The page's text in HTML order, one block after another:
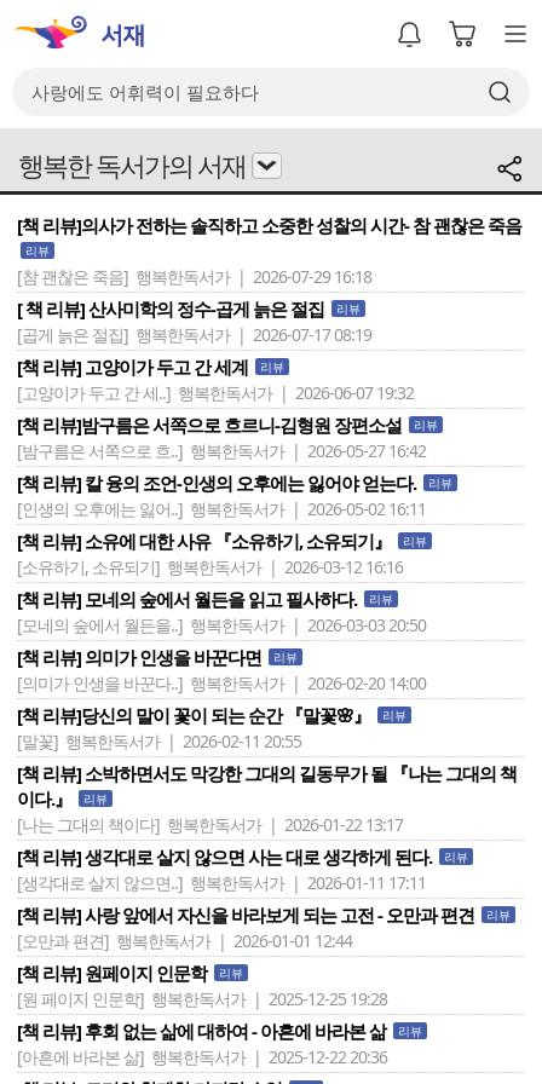
행복한 독서가의 서재
[책 리뷰]의사가 전하는 솔직하고 소중한 성찰의 시간- 참 괜찮은 죽음
리뷰
[참 괜찮은 죽음] 행복한독서가 | 2026-07-29 16:18
[ 책 리뷰] 산사미학의 정수-곱게 늙은 절집 리뷰
[곱게 늙은 절집] 행복한독서가 | 2026-07-17 08:19
[책 리뷰] 고양이가 두고 간 세계 리뷰
[고양이가 두고 간 세..] 행복한독서가 | 2026-06-07 19:32
[책 리뷰]밤구름은 서쪽으로 흐르니-김형원 장편소설 리뷰
[밤구름은 서쪽으로 흐..] 행복한독서가 | 2026-05-27 16:42
[책 리뷰] 칼 융의 조언-인생의 오후에는 잃어야 얻는다. 리뷰
[인생의 오후에는 잃어..] 행복한독서가 | 2026-05-02 16:11
[책 리뷰] 소유에 대한 사유 『소유하기, 소유되기』 리뷰
[소유하기, 소유되기] 행복한독서가 | 2026-03-12 16:16
[책 리뷰] 모네의 숲에서 월든을 읽고 필사하다. 리뷰
[모네의 숲에서 월든을..] 행복한독서가 | 2026-03-03 20:50
[책 리뷰] 의미가 인생을 바꾼다면 리뷰
[의미가 인생을 바꾼다..] 행복한독서가 | 2026-02-20 14:00
[책 리뷰]당신의 말이 꽃이 되는 순간 『말꽃🌸』 리뷰
[말꽃] 행복한독서가 | 2026-02-11 20:55
[책 리뷰] 소박하면서도 막강한 그대의 길동무가 될 『나는 그대의 책
이다.』
리뷰
[나는 그대의 책이다] 행복한독서가 | 2026-01-22 13:17
[책 리뷰] 생각대로 살지 않으면 사는 대로 생각하게 된다. 리뷰
[생각대로 살지 않으면..] 행복한독서가 | 2026-01-11 17:11
[책 리뷰] 사랑 앞에서 자신을 바라보게 되는 고전 - 오만과 편견 리뷰
[오만과 편견] 행복한독서가 | 2026-01-01 12:44
[책 리뷰] 원페이지 인문학 리뷰
[원 페이지 인문학] 행복한독서가 | 2025-12-25 19:28
[책 리뷰] 후회 없는 삶에 대하여 - 아흔에 바라본 삶 리뷰
[아흔에 바라본 삶] 행복한독서가 | 2025-12-22 20:36